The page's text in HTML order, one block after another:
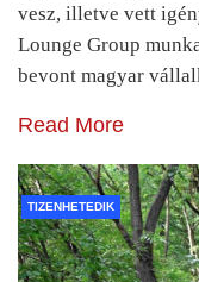
vesz, illetve vett
Lounge Group
bevont magyar
Read More
TIZENHETEDIK